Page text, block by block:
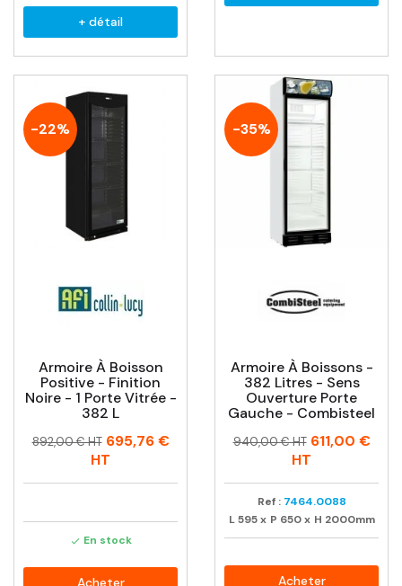
+ détail
-22%
Armoire À Boisson
Positive - Finition
Noire - 1 Porte Vitrée -
382 L
Prix
Prix
892,00 € HT 695,76 €
HT
 En stock
Acheter
-35%
Armoire À Boissons -
382 Litres - Sens
Ouverture Porte
Gauche - Combisteel
Prix
Prix
940,00 € HT 611,00 €
HT
Ref : 7464.0088
L 595 x P 650 x H 2000mm
Acheter